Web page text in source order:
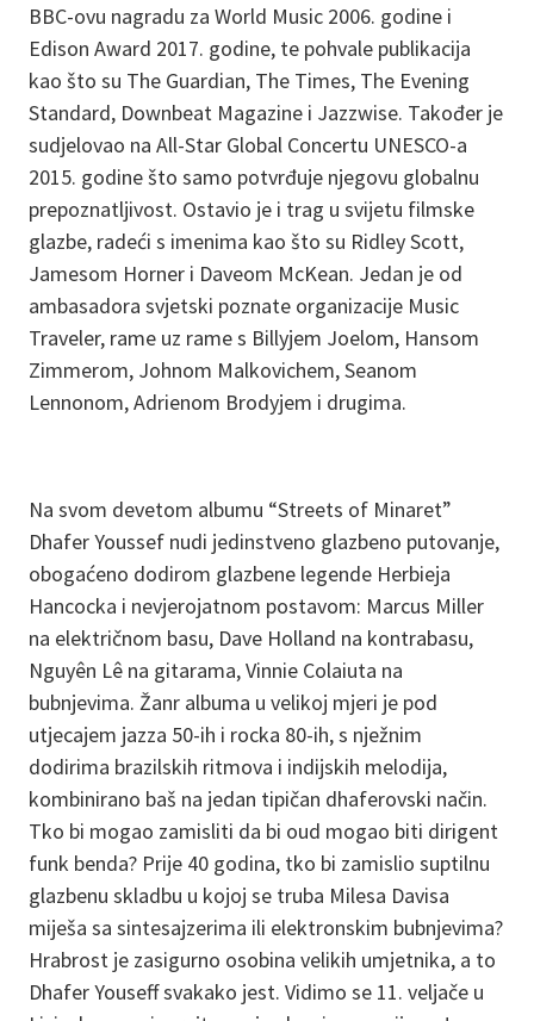
BBC-ovu nagradu za World Music 2006. godine i
Edison Award 2017. godine, te pohvale publikacija
kao što su The Guardian, The Times, The Evening
Standard, Downbeat Magazine i Jazzwise. Također je
sudjelovao na All-Star Global Concertu UNESCO-a
2015. godine što samo potvrđuje njegovu globalnu
prepoznatljivost. Ostavio je i trag u svijetu filmske
glazbe, radeći s imenima kao što su Ridley Scott,
Jamesom Horner i Daveom McKean. Jedan je od
ambasadora svjetski poznate organizacije Music
Traveler, rame uz rame s Billyjem Joelom, Hansom
Zimmerom, Johnom Malkovichem, Seanom
Lennonom, Adrienom Brodyjem i drugima.
Na svom devetom albumu “Streets of Minaret”
Dhafer Youssef nudi jedinstveno glazbeno putovanje,
obogaćeno dodirom glazbene legende Herbieja
Hancocka i nevjerojatnom postavom: Marcus Miller
na električnom basu, Dave Holland na kontrabasu,
Nguyên Lê na gitarama, Vinnie Colaiuta na
bubnjevima. Žanr albuma u velikoj mjeri je pod
utjecajem jazza 50-ih i rocka 80-ih, s nježnim
dodirima brazilskih ritmova i indijskih melodija,
kombinirano baš na jedan tipičan dhaferovski način.
Tko bi mogao zamisliti da bi oud mogao biti dirigent
funk benda? Prije 40 godina, tko bi zamislio suptilnu
glazbenu skladbu u kojoj se truba Milesa Davisa
miješa sa sintesajzerima ili elektronskim bubnjevima?
Hrabrost je zasigurno osobina velikih umjetnika, a to
Dhafer Youseff svakako jest. Vidimo se 11. veljače u